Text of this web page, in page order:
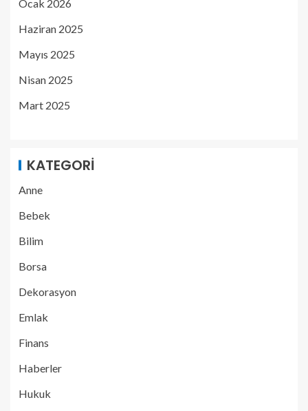
Ocak 2026
Haziran 2025
Mayıs 2025
Nisan 2025
Mart 2025
KATEGORI
Anne
Bebek
Bilim
Borsa
Dekorasyon
Emlak
Finans
Haberler
Hukuk